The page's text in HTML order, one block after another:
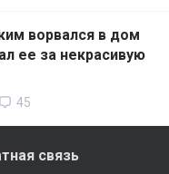
ворвался в дом
ее за некрасивую
45
связь